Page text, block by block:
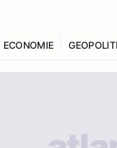
ECONOMIE